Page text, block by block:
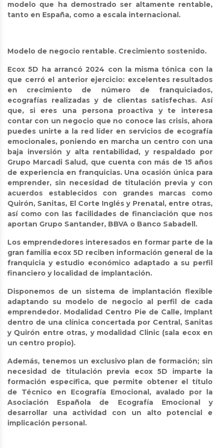
modelo que ha demostrado ser altamente rentable,
tanto en España, como a escala internacional.
Modelo de negocio rentable. Crecimiento sostenido.
Ecox 5D ha arrancó 2024 con la misma tónica con la
que cerró el anterior ejercicio: excelentes resultados
en crecimiento de número de franquiciados,
ecografías realizadas y de clientas satisfechas. Así
que, si eres una persona proactiva y te interesa
contar con un negocio que no conoce las crisis, ahora
puedes unirte a la red líder en servicios de ecografía
emocionales, poniendo en marcha un centro con una
baja inversión y alta rentabilidad, y respaldado por
Grupo Marcadi Salud, que cuenta con más de 15 años
de experiencia en franquicias. Una ocasión única para
emprender, sin necesidad de titulación previa y con
acuerdos establecidos con grandes marcas como
Quirón, Sanitas, El Corte Inglés y Prenatal, entre otras,
así como con las facilidades de financiación que nos
aportan Grupo Santander, BBVA o Banco Sabadell.
Los emprendedores interesados en formar parte de la
gran familia ecox 5D reciben información general de la
franquicia y estudio económico adaptado a su perfil
financiero y localidad de implantación.
Disponemos de un sistema de implantación flexible
adaptando su modelo de negocio al perfil de cada
emprendedor. Modalidad Centro Pie de Calle, Implant
dentro de una clínica concertada por Central, Sanitas
y Quirón entre otras, y modalidad Clinic (sala ecox en
un centro propio).
Además, tenemos un exclusivo plan de formación; sin
necesidad de titulación previa ecox 5D imparte la
formación específica, que permite obtener el título
de Técnico en Ecografía Emocional, avalado por la
Asociación Española de Ecografía Emocional y
desarrollar una actividad con un alto potencial e
implicación personal.